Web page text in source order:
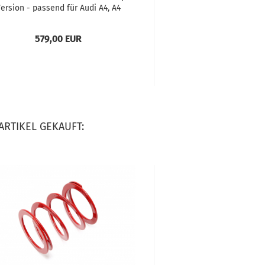
- pas­send für Audi A4, A4
579,00 EUR
GEKAUFT: